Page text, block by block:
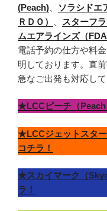
(Peach)
ソラシドエ
ＲＤＯ）
スターフ
ムエアラインズ（FDA
電話予約の仕方や料
明しております。直
急なご出発も対応して
★LCCピーチ（Peach
★LCCジェットスタ
コチラ！
★スカイマーク（
ラ！